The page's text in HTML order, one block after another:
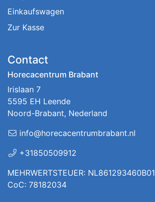
Einkaufswagen
Zur Kasse
Contact
Horecacentrum Brabant
Irislaan 7
5595 EH Leende
Noord-Brabant, Nederland
info@horecacentrumbrabant.nl
+31850509912
MEHRWERTSTEUER: NL861293460B01
CoC: 78182034